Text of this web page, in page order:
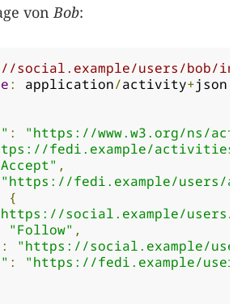
von Bob:
//social.example/users/bob/
: application/activity+json
:
"https://www.w3.org/ns/
fedi.example/activities/
,
"https://fedi.example/users/
{
social.example/
"Follow" ,
:
"https://social.example/
:
"https://fedi.example/